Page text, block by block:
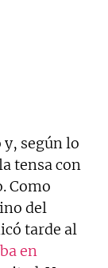
según lo
tensa con
Como
del
tarde al
en